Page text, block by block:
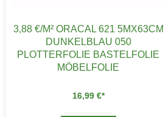
3,88 €/M² ORACAL 621 5MX63CM
DUNKELBLAU 050
PLOTTERFOLIE BASTELFOLIE
MÖBELFOLIE
16,99 €